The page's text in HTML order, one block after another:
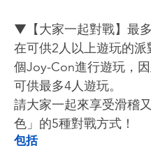
▼【大家一起對戰】最
在可供2人以上遊玩的
個Joy-Con進行遊玩，
可供最多4人遊玩。
請大家一起來享受滑稽
色」的5種對戰方式！
包括